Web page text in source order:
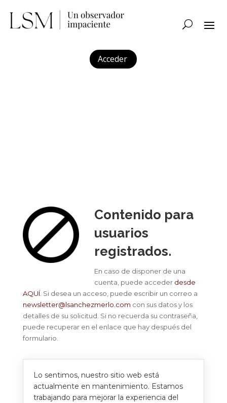
Acceder
Contenido para
usuarios
registrados.
En caso de disponer de una
cuenta, puede acceder desde
AQUÍ. Si desea un acceso, puede escribir un correo a
newsletter@lsanchezmerlo.com con sus datos y los
detalles de su solicitud. Si no recuerda su contraseña,
puede recuperar en el enlace que hay después del
formulario.
Lo sentimos, nuestro sitio web está
actualmente en mantenimiento. Estamos
trabajando para mejorar la experiencia del